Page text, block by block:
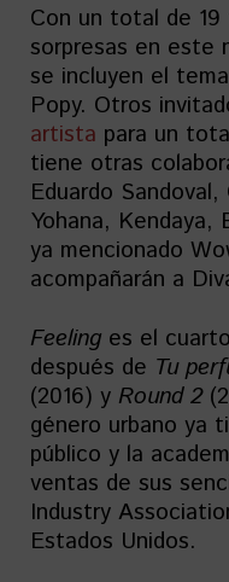
Con un total de
sorpresas en este
se incluyen el
Popy. Otros
artista para un
tiene otras
Eduardo
Yohana, Kendaya,
ya mencionado
acompañarán a
Feeling es el
después de Tu
(2016) y Round 2
género urbano ya
público y la
ventas de sus
Industry
Estados Unidos.